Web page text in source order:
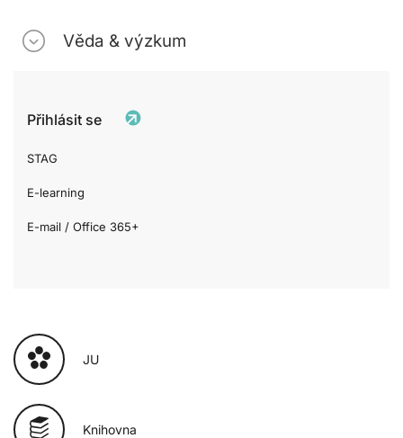
Věda & výzkum
Přihlásit se
STAG
E-learning
E-mail / Office 365+
JU
Knihovna